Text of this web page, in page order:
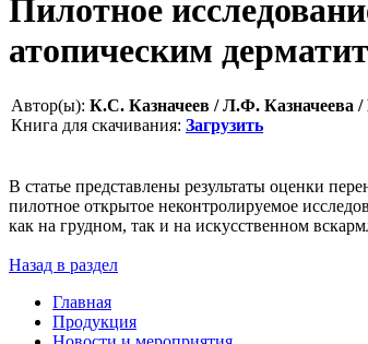
Пилотное
атопическим
Автор(ы): К.С. Казначеев / Л.Ф.
Книга для скачивания: Загрузить
В статье представлены результаты оценки
пилотное открытое неконтролируемое
как на грудном, так и на искусственном
Назад в раздел
Главная
Продукция